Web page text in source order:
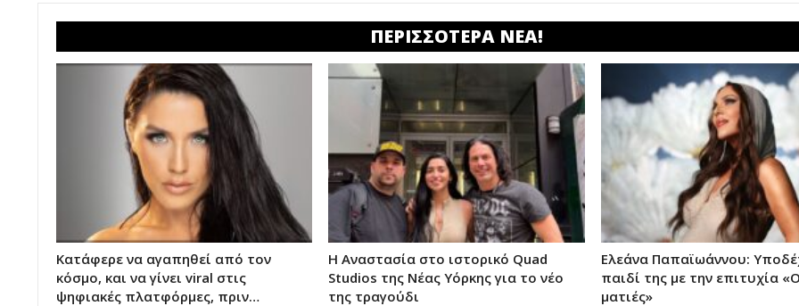
ΠΕΡΙΣΣΟΤΕΡΑ ΝΕΑ!
Κατάφερε να αγαπηθεί από τον
κόσμο, και να γίνει viral στις
ψηφιακές πλατφόρμες, πριν…
Η Αναστασία στο ιστορικό Quad
Studios της Νέας Υόρκης για το νέο
της τραγούδι
Ελεάνα Παπαϊωάννου:
παιδί της με την επιτυχία
ματιές»